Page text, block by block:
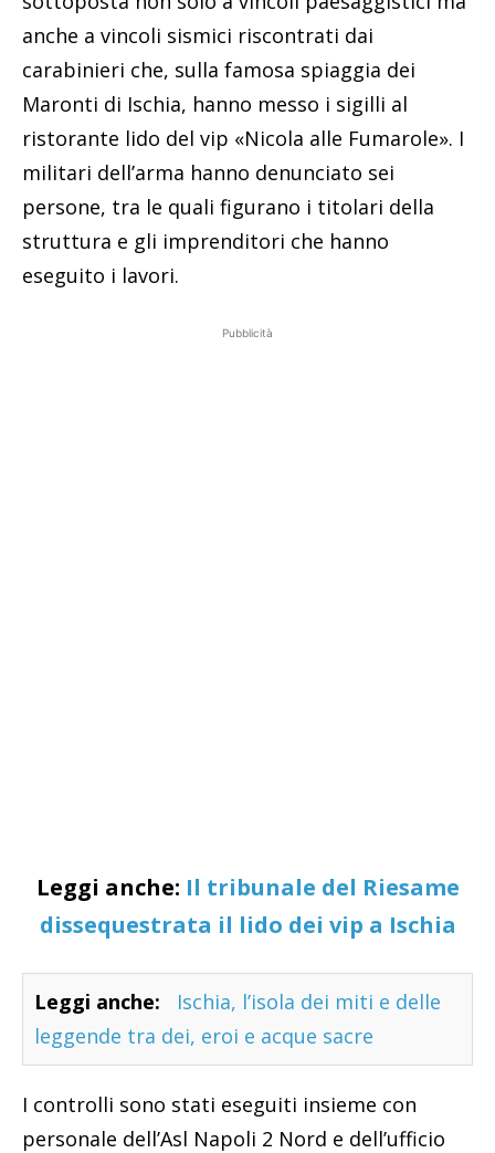
anche a vincoli sismici riscontrati dai
carabinieri che, sulla famosa spiaggia dei
Maronti di Ischia, hanno messo i sigilli al
ristorante lido del vip «Nicola alle Fumarole». I
militari dell’arma hanno denunciato sei
persone, tra le quali figurano i titolari della
struttura e gli imprenditori che hanno
eseguito i lavori.
Pubblicità
Leggi anche: Il tribunale del Riesame
dissequestrata il lido dei vip a Ischia
Leggi anche:
Ischia, l’isola dei miti e delle
leggende tra dei, eroi e acque sacre
I controlli sono stati eseguiti insieme con
personale dell’Asl Napoli 2 Nord e dell’ufficio